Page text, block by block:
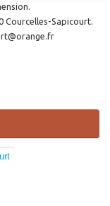
Courcelles-Sapicourt.